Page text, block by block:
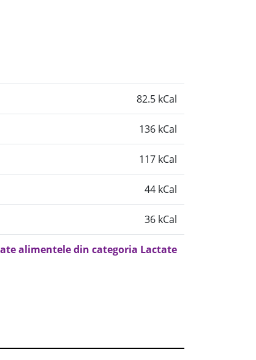
82.5 kCal
136 kCal
117 kCal
44 kCal
36 kCal
alimentele din categoria Lactate